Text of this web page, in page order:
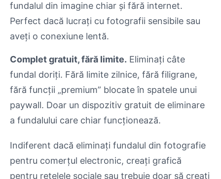
fundalul din imagine chiar și fără internet.
Perfect dacă lucrați cu fotografii sensibile sau
aveți o conexiune lentă.
Complet gratuit, fără limite. Eliminați câte
fundal doriți. Fără limite zilnice, fără filigrane,
fără funcții „premium” blocate în spatele unui
paywall. Doar un dispozitiv gratuit de eliminare
a fundalului care chiar funcționează.
Indiferent dacă eliminați fundalul din fotografie
pentru comerțul electronic, creați grafică
pentru rețelele sociale sau trebuie doar să creați